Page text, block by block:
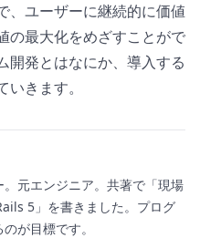
、ユーザーに継続的に価値
の最大化をめざすことがで
開発とはなにか、導入する
きます。
元エンジニア。共著で「現場
5」を書きました。プログ
が目標です。